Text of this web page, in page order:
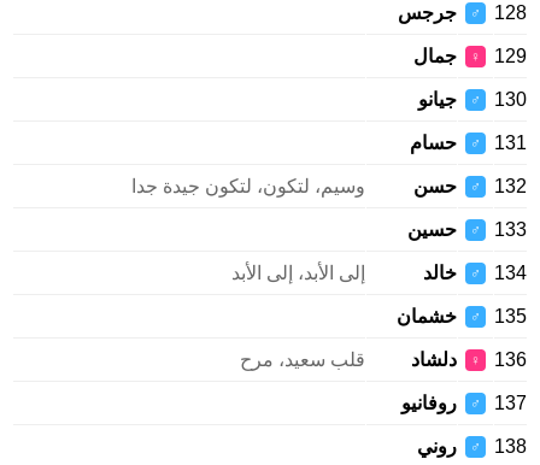
128
♂ جرجس
129
♀ جمال
130
♂ جيانو
131
♂ حسام
132
♂ حسن وسيم، لتكون، لتكون جيدة جدا
133
♂ حسين
134
♂ خالد إلى الأبد، إلى الأبد
135
♂ خشمان
136
♀ دلشاد قلب سعيد، مرح
137
♂ روفانيو
138
♂ روني